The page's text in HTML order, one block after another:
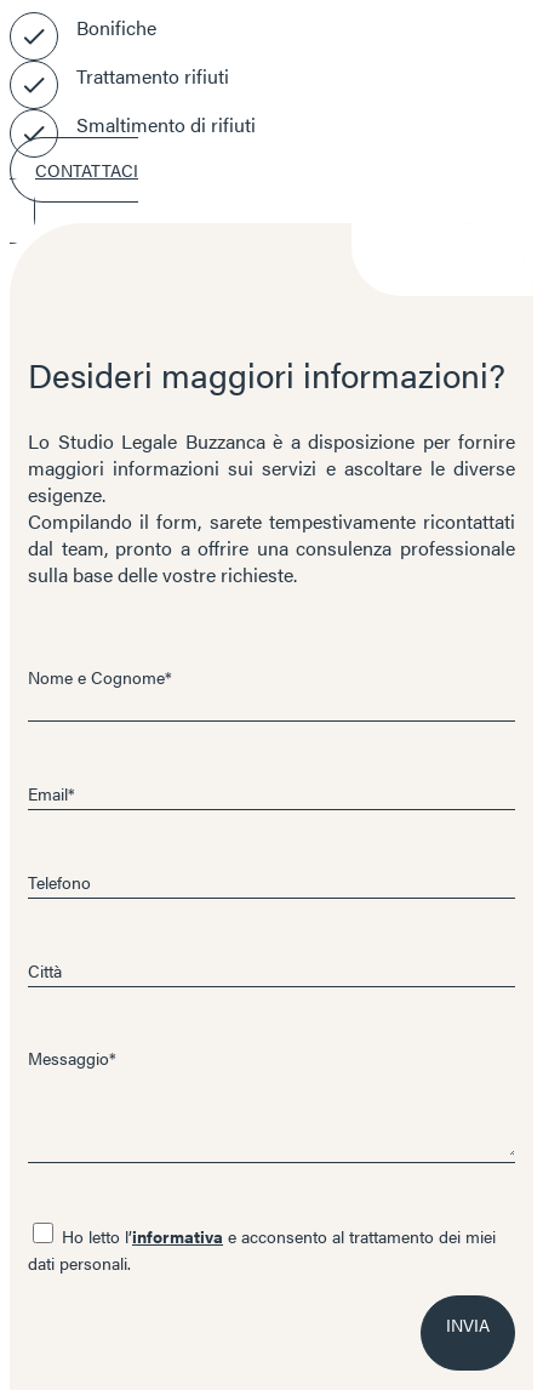
Bonifiche
Trattamento rifiuti
Smaltimento di rifiuti
CONTATTACI
Desideri maggiori informazioni?
Lo Studio Legale Buzzanca è a disposizione per fornire
maggiori informazioni sui servizi e ascoltare le diverse
esigenze.
Compilando il form, sarete tempestivamente ricontattati
dal team, pronto a offrire una consulenza professionale
sulla base delle vostre richieste.
Nome e Cognome*
Email*
Telefono
Città
Messaggio*
Ho letto l’informativa e acconsento al trattamento dei miei
dati personali.
INVIA